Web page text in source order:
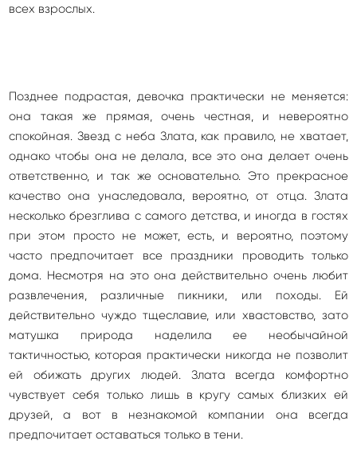
всех взрослых.
Позднее подрастая, девочка практически не меняется:
она такая же прямая, очень честная, и невероятно
спокойная. Звезд с неба Злата, как правило, не хватает,
однако чтобы она не делала, все это она делает очень
ответственно, и так же основательно. Это прекрасное
качество она унаследовала, вероятно, от отца. Злата
несколько брезглива с самого детства, и иногда в гостях
при этом просто не может, есть, и вероятно, поэтому
часто предпочитает все праздники проводить только
дома. Несмотря на это она действительно очень любит
развлечения, различные пикники, или походы. Ей
действительно чуждо тщеславие, или хвастовство, зато
матушка природа наделила ее необычайной
тактичностью, которая практически никогда не позволит
ей обижать других людей. Злата всегда комфортно
чувствует себя только лишь в кругу самых близких ей
друзей, а вот в незнакомой компании она всегда
предпочитает оставаться только в тени.